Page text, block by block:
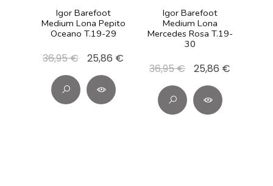
Igor Barefoot
Medium Lona Pepito
Oceano T.19-29
36,95 € 25,86 €
Igor Barefoot
Medium Lona
Mercedes Rosa T.19-
30
36,95 € 25,86 €